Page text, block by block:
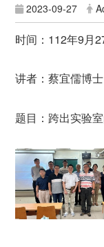
2023-09-27
时间：112年9月
讲者：蔡宜儒博士
题目： 跨出实验